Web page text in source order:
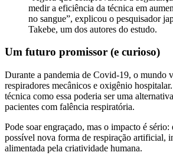
medir a eficiência da técnica em
no sangue”, explicou o pesquisador
Takebe, um dos autores do estudo.
Um futuro promissor (e curioso)
Durante a pandemia de Covid-19, o mundo
respiradores mecânicos e oxigênio
técnica como essa poderia ser uma
pacientes com falência respiratória.
Pode soar engraçado, mas o impacto é sério:
possível nova forma de respiração artificial,
alimentada pela criatividade humana.